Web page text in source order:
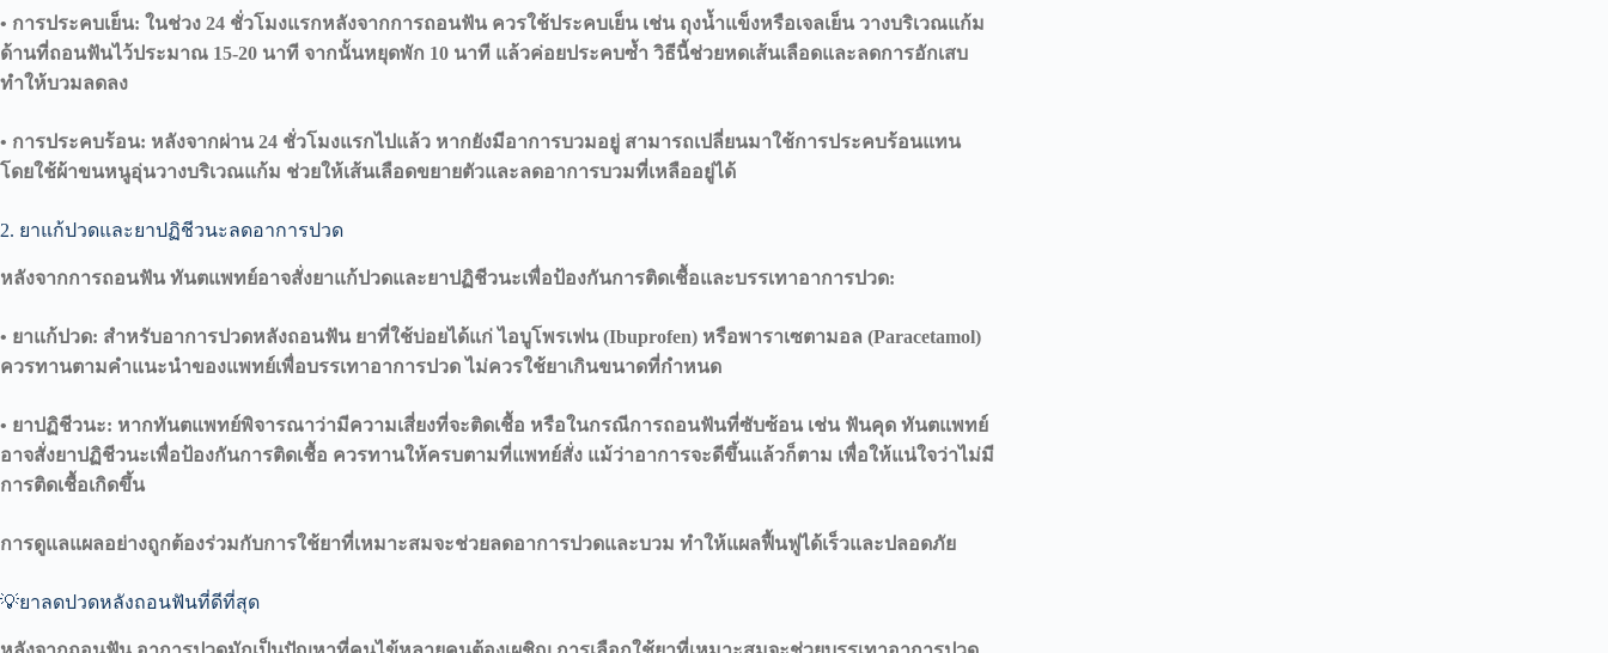
• การประคบเย็น: ในช่วง 24 ชั่วโมงแรกหลังจากการถอนฟัน ควรใช้ประคบเย็น เช่น ถุงน้ำแข็งหรือเจลเย็น วางบริเวณแก้ม
ด้านที่ถอนฟันไว้ประมาณ 15-20 นาที จากนั้นหยุดพัก 10 นาที แล้วค่อยประคบซ้ำ วิธีนี้ช่วยหดเส้นเลือดและลดการอักเสบ
ทำให้บวมลดลง
• การประคบร้อน: หลังจากผ่าน 24 ชั่วโมงแรกไปแล้ว หากยังมีอาการบวมอยู่ สามารถเปลี่ยนมาใช้การประคบร้อนแทน
โดยใช้ผ้าขนหนูอุ่นวางบริเวณแก้ม ช่วยให้เส้นเลือดขยายตัวและลดอาการบวมที่เหลืออยู่ได้
2. ยาแก้ปวดและยาปฏิชีวนะลดอาการปวด
หลังจากการถอนฟัน ทันตแพทย์อาจสั่งยาแก้ปวดและยาปฏิชีวนะเพื่อป้องกันการติดเชื้อและบรรเทาอาการปวด:
• ยาแก้ปวด: สำหรับอาการปวดหลังถอนฟัน ยาที่ใช้บ่อยได้แก่ ไอบูโพรเฟน (Ibuprofen) หรือพาราเซตามอล (Paracetamol)
ควรทานตามคำแนะนำของแพทย์เพื่อบรรเทาอาการปวด ไม่ควรใช้ยาเกินขนาดที่กำหนด
• ยาปฏิชีวนะ: หากทันตแพทย์พิจารณาว่ามีความเสี่ยงที่จะติดเชื้อ หรือในกรณีการถอนฟันที่ซับซ้อน เช่น ฟันคุด ทันตแพทย์
อาจสั่งยาปฏิชีวนะเพื่อป้องกันการติดเชื้อ ควรทานให้ครบตามที่แพทย์สั่ง แม้ว่าอาการจะดีขึ้นแล้วก็ตาม เพื่อให้แน่ใจว่าไม่มี
การติดเชื้อเกิดขึ้น
การดูแลแผลอย่างถูกต้องร่วมกับการใช้ยาที่เหมาะสมจะช่วยลดอาการปวดและบวม ทำให้แผลฟื้นฟูได้เร็วและปลอดภัย
💡ยาลดปวดหลังถอนฟันที่ดีที่สุด